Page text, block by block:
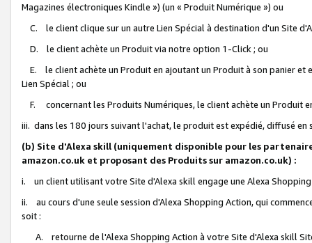
Magazines électroniques Kindle ») (un « Produit Numérique ») ou
C. le client clique sur un autre Lien Spécial à destination d'un Site
D. le client achète un Produit via notre option 1-Click ; ou
E. le client achète un Produit en ajoutant un Produit à son panier et
Lien Spécial ; ou
F. concernant les Produits Numériques, le client achète un Produit
iii. dans les 180 jours suivant l'achat, le produit est expédié, diffusé
(b) Site d'Alexa skill (uniquement disponible pour les
amazon.co.uk et proposant des Produits sur amazon.co.uk) :
i. un client utilisant votre Site d'Alexa skill engage une Alexa
ii. au cours d'une seule session d'Alexa Shopping Action, qui
soit :
A. retourne de l'Alexa Shopping Action à votre Site d'Alexa skill